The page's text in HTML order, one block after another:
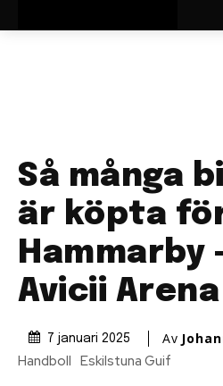
Så många
är köpta
Hammarby
Avicii Arena
7 januari 2025 Av
Handboll Eskilstuna Guif